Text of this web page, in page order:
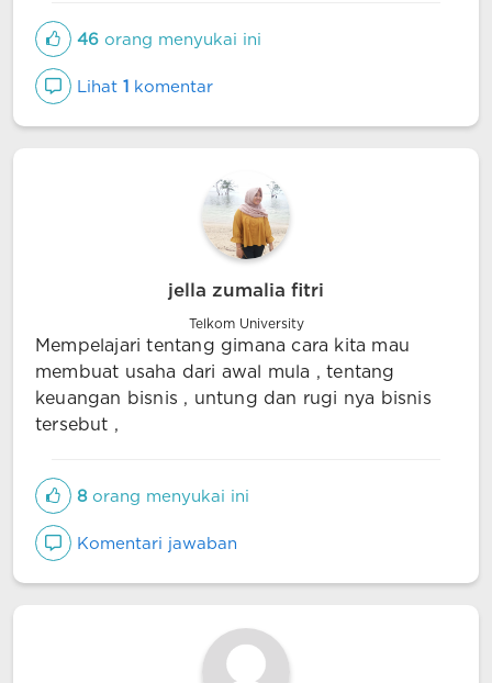
46 orang menyukai ini
Lihat 1 komentar
jella zumalia fitri
Telkom University
Mempelajari tentang gimana cara kita mau
membuat usaha dari awal mula , tentang
keuangan bisnis , untung dan rugi nya bisnis
tersebut ,
8orang menyukai ini
Komentari jawaban